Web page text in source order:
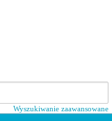
Wyszukiwanie zaawansowane